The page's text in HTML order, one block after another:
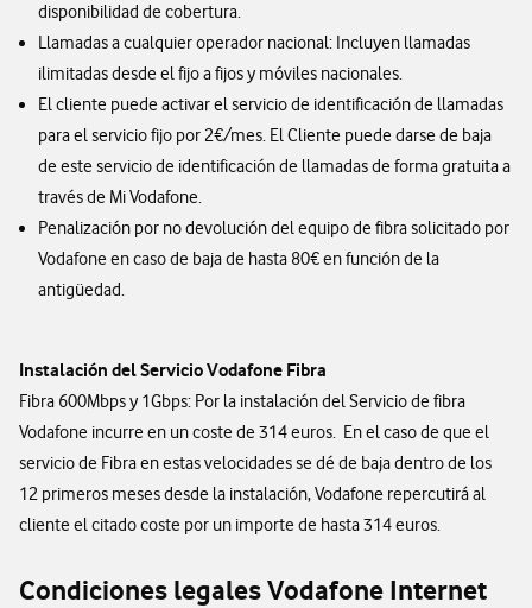
disponibilidad de cobertura.
Llamadas a cualquier operador nacional: Incluyen llamadas
ilimitadas desde el fijo a fijos y móviles nacionales.
El cliente puede activar el servicio de identificación de llamadas
para el servicio fijo por 2€/mes. El Cliente puede darse de baja
de este servicio de identificación de llamadas de forma gratuita a
través de Mi Vodafone.
Penalización por no devolución del equipo de fibra solicitado por
Vodafone en caso de baja de hasta 80€ en función de la
antigüedad.
Instalación del Servicio Vodafone Fibra
Fibra 600Mbps y 1Gbps: Por la instalación del Servicio de fibra
Vodafone incurre en un coste de 314 euros. En el caso de que el
servicio de Fibra en estas velocidades se dé de baja dentro de los
12 primeros meses desde la instalación, Vodafone repercutirá al
cliente el citado coste por un importe de hasta 314 euros.
Condiciones legales Vodafone Internet